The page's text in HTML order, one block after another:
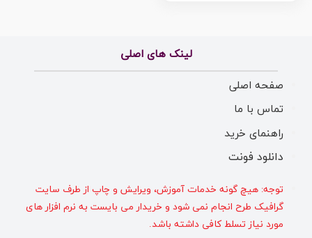
لینک های اصلی
صفحه اصلی
تماس با ما
راهنمای خرید
دانلود فونت
توجه: هیچ گونه خدمات آموزش، ویرایش و چاپ از طرف سایت
گرافیک طرح انجام نمی شود و خریدار می بایست به نرم افزار های
مورد نیاز تسلط کافی داشته باشد.